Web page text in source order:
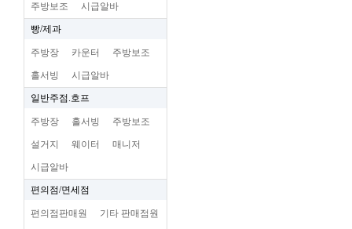
주방보조 시급알바
빵/제과
주방장 카운터 주방보조
홀서빙 시급알바
일반주점.호프
주방장 홀서빙 주방보조
설거지 웨이터 매니저
시급알바
편의점/면세점
편의점판매원 기타 판매점원